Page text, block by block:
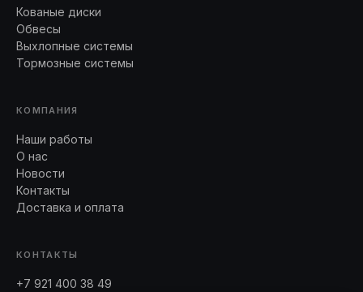
Кованые диски
Обвесы
Выхлопные системы
Тормозные системы
КОМПАНИЯ
Наши работы
О нас
Новости
Контакты
Доставка и оплата
КОНТАКТЫ
+7 921 400 38 49